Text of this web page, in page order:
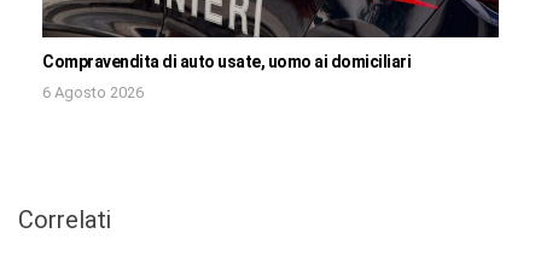
Compravendita di auto usate, uomo ai domiciliari
6 Agosto 2026
Correlati